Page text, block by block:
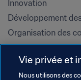
Innovation
Développement
Organisation des
Développement
Droits de l'homme
la discrimination
Vie privée et
Nous utilisons des